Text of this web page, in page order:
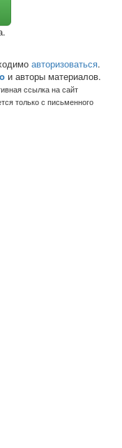
авторизоваться.
и авторы материалов.
ссылка на сайт
только с письменного